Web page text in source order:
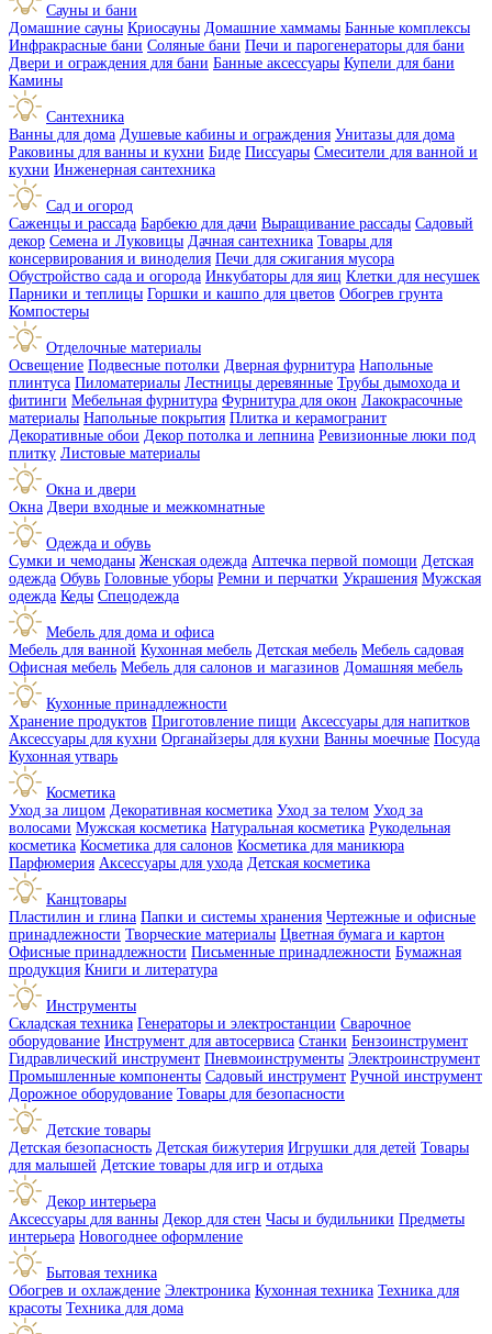
Сауны и бани
Домашние сауны Криосауны Домашние хаммамы Банные комплексы
Инфракрасные бани Соляные бани Печи и парогенераторы для бани
Двери и ограждения для бани Банные аксессуары Купели для бани
Камины
Сантехника
Ванны для дома Душевые кабины и ограждения Унитазы для дома
Раковины для ванны и кухни Биде Писсуары Смесители для ванной и
кухни Инженерная сантехника
Сад и огород
Саженцы и рассада Барбекю для дачи Выращивание рассады Садовый
декор Семена и Луковицы Дачная сантехника Товары для
консервирования и виноделия Печи для сжигания мусора
Обустройство сада и огорода Инкубаторы для яиц Клетки для несушек
Парники и теплицы Горшки и кашпо для цветов Обогрев грунта
Компостеры
Отделочные материалы
Освещение Подвесные потолки Дверная фурнитура Напольные
плинтуса Пиломатериалы Лестницы деревянные Трубы дымохода и
фитинги Мебельная фурнитура Фурнитура для окон Лакокрасочные
материалы Напольные покрытия Плитка и керамогранит
Декоративные обои Декор потолка и лепнина Ревизионные люки под
плитку Листовые материалы
Окна и двери
Окна Двери входные и межкомнатные
Одежда и обувь
Сумки и чемоданы Женская одежда Аптечка первой помощи Детская
одежда Обувь Головные уборы Ремни и перчатки Украшения Мужская
одежда Кеды Спецодежда
Мебель для дома и офиса
Мебель для ванной Кухонная мебель Детская мебель Мебель садовая
Офисная мебель Мебель для салонов и магазинов Домашняя мебель
Кухонные принадлежности
Хранение продуктов Приготовление пищи Аксессуары для напитков
Аксессуары для кухни Органайзеры для кухни Ванны моечные Посуда
Кухонная утварь
Косметика
Уход за лицом Декоративная косметика Уход за телом Уход за
волосами Мужская косметика Натуральная косметика Рукодельная
косметика Косметика для салонов Косметика для маникюра
Парфюмерия Аксессуары для ухода Детская косметика
Канцтовары
Пластилин и глина Папки и системы хранения Чертежные и офисные
принадлежности Творческие материалы Цветная бумага и картон
Офисные принадлежности Письменные принадлежности Бумажная
продукция Книги и литература
Инструменты
Складская техника Генераторы и электростанции Сварочное
оборудование Инструмент для автосервиса Станки Бензоинструмент
Гидравлический инструмент Пневмоинструменты Электроинструмент
Промышленные компоненты Садовый инструмент Ручной инструмент
Дорожное оборудование Товары для безопасности
Детские товары
Детская безопасность Детская бижутерия Игрушки для детей Товары
для малышей Детские товары для игр и отдыха
Декор интерьера
Аксессуары для ванны Декор для стен Часы и будильники Предметы
интерьера Новогоднее оформление
Бытовая техника
Обогрев и охлаждение Электроника Кухонная техника Техника для
красоты Техника для дома